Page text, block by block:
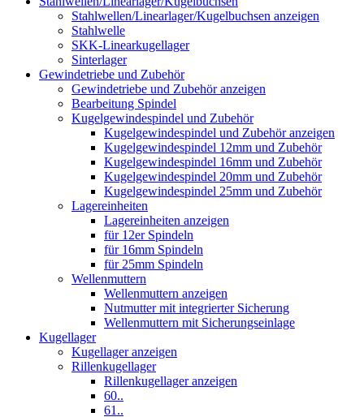
Stahlwellen/Linearlager/Kugelbuchsen anzeigen
Stahlwelle
SKK-Linearkugellager
Sinterlager
Gewindetriebe und Zubehör
Gewindetriebe und Zubehör anzeigen
Bearbeitung Spindel
Kugelgewindespindel und Zubehör
Kugelgewindespindel und Zubehör anzeigen
Kugelgewindespindel 12mm und Zubehör
Kugelgewindespindel 16mm und Zubehör
Kugelgewindespindel 20mm und Zubehör
Kugelgewindespindel 25mm und Zubehör
Lagereinheiten
Lagereinheiten anzeigen
für 12er Spindeln
für 16mm Spindeln
für 25mm Spindeln
Wellenmuttern
Wellenmuttern anzeigen
Nutmutter mit integrierter Sicherung
Wellenmuttern mit Sicherungseinlage
Kugellager
Kugellager anzeigen
Rillenkugellager
Rillenkugellager anzeigen
60..
61..